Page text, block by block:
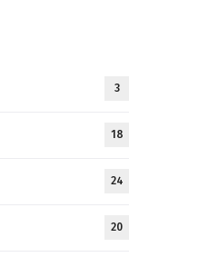
3
18
24
20